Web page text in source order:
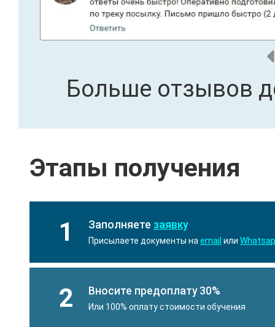
Больше отзывов
Этапы получения
1 Заполняете заявку
Присылаете документы на email или
2 Вносите предоплату 30%
Или 100% оплату стоимости обучения